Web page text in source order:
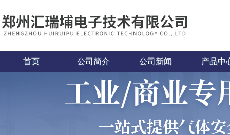
首页 公司简介 公司新闻 产品中